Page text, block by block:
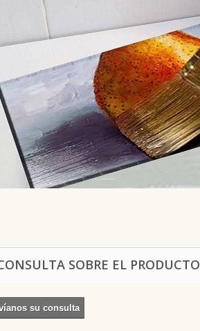
SOBRE EL PRODUCTO
su consulta